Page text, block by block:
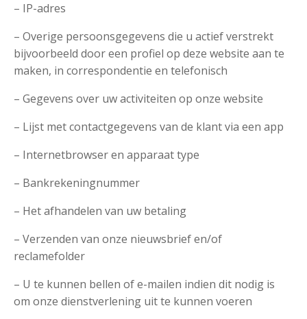
– IP-adres
– Overige persoonsgegevens die u actief verstrekt
bijvoorbeeld door een profiel op deze website aan te
maken, in correspondentie en telefonisch
– Gegevens over uw activiteiten op onze website
– Lijst met contactgegevens van de klant via een app
– Internetbrowser en apparaat type
– Bankrekeningnummer
– Het afhandelen van uw betaling
– Verzenden van onze nieuwsbrief en/of
reclamefolder
– U te kunnen bellen of e-mailen indien dit nodig is
om onze dienstverlening uit te kunnen voeren